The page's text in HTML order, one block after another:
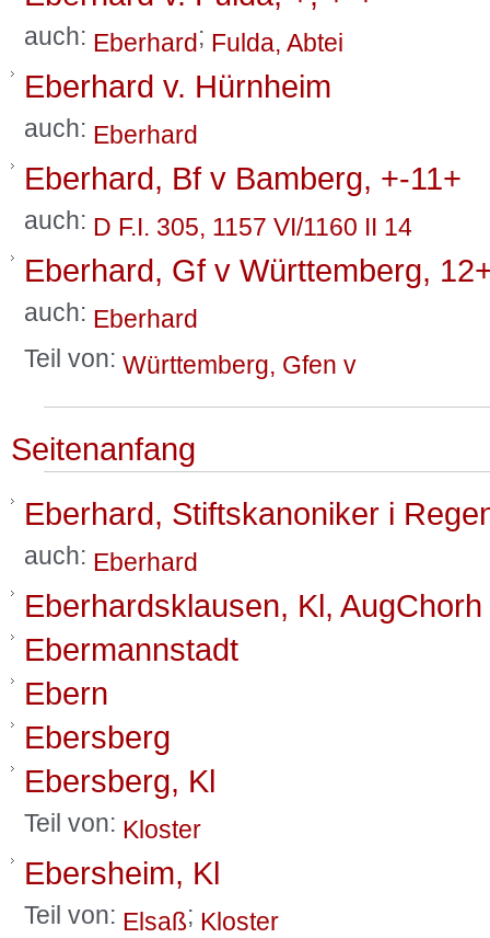
auch: Eberhard; Fulda, Abtei
Eberhard v. Hürnheim
auch: Eberhard
Eberhard, Bf v Bamberg, +-11+
auch: D F.I. 305, 1157 VI/1160 II 14
Eberhard, Gf v Württemberg,
auch: Eberhard
Teil von: Württemberg, Gfen v
Seitenanfang
Eberhard, Stiftskanoniker i
auch: Eberhard
Eberhardsklausen, Kl, AugChorh
Ebermannstadt
Ebern
Ebersberg
Ebersberg, Kl
Teil von: Kloster
Ebersheim, Kl
Teil von: Elsaß; Kloster